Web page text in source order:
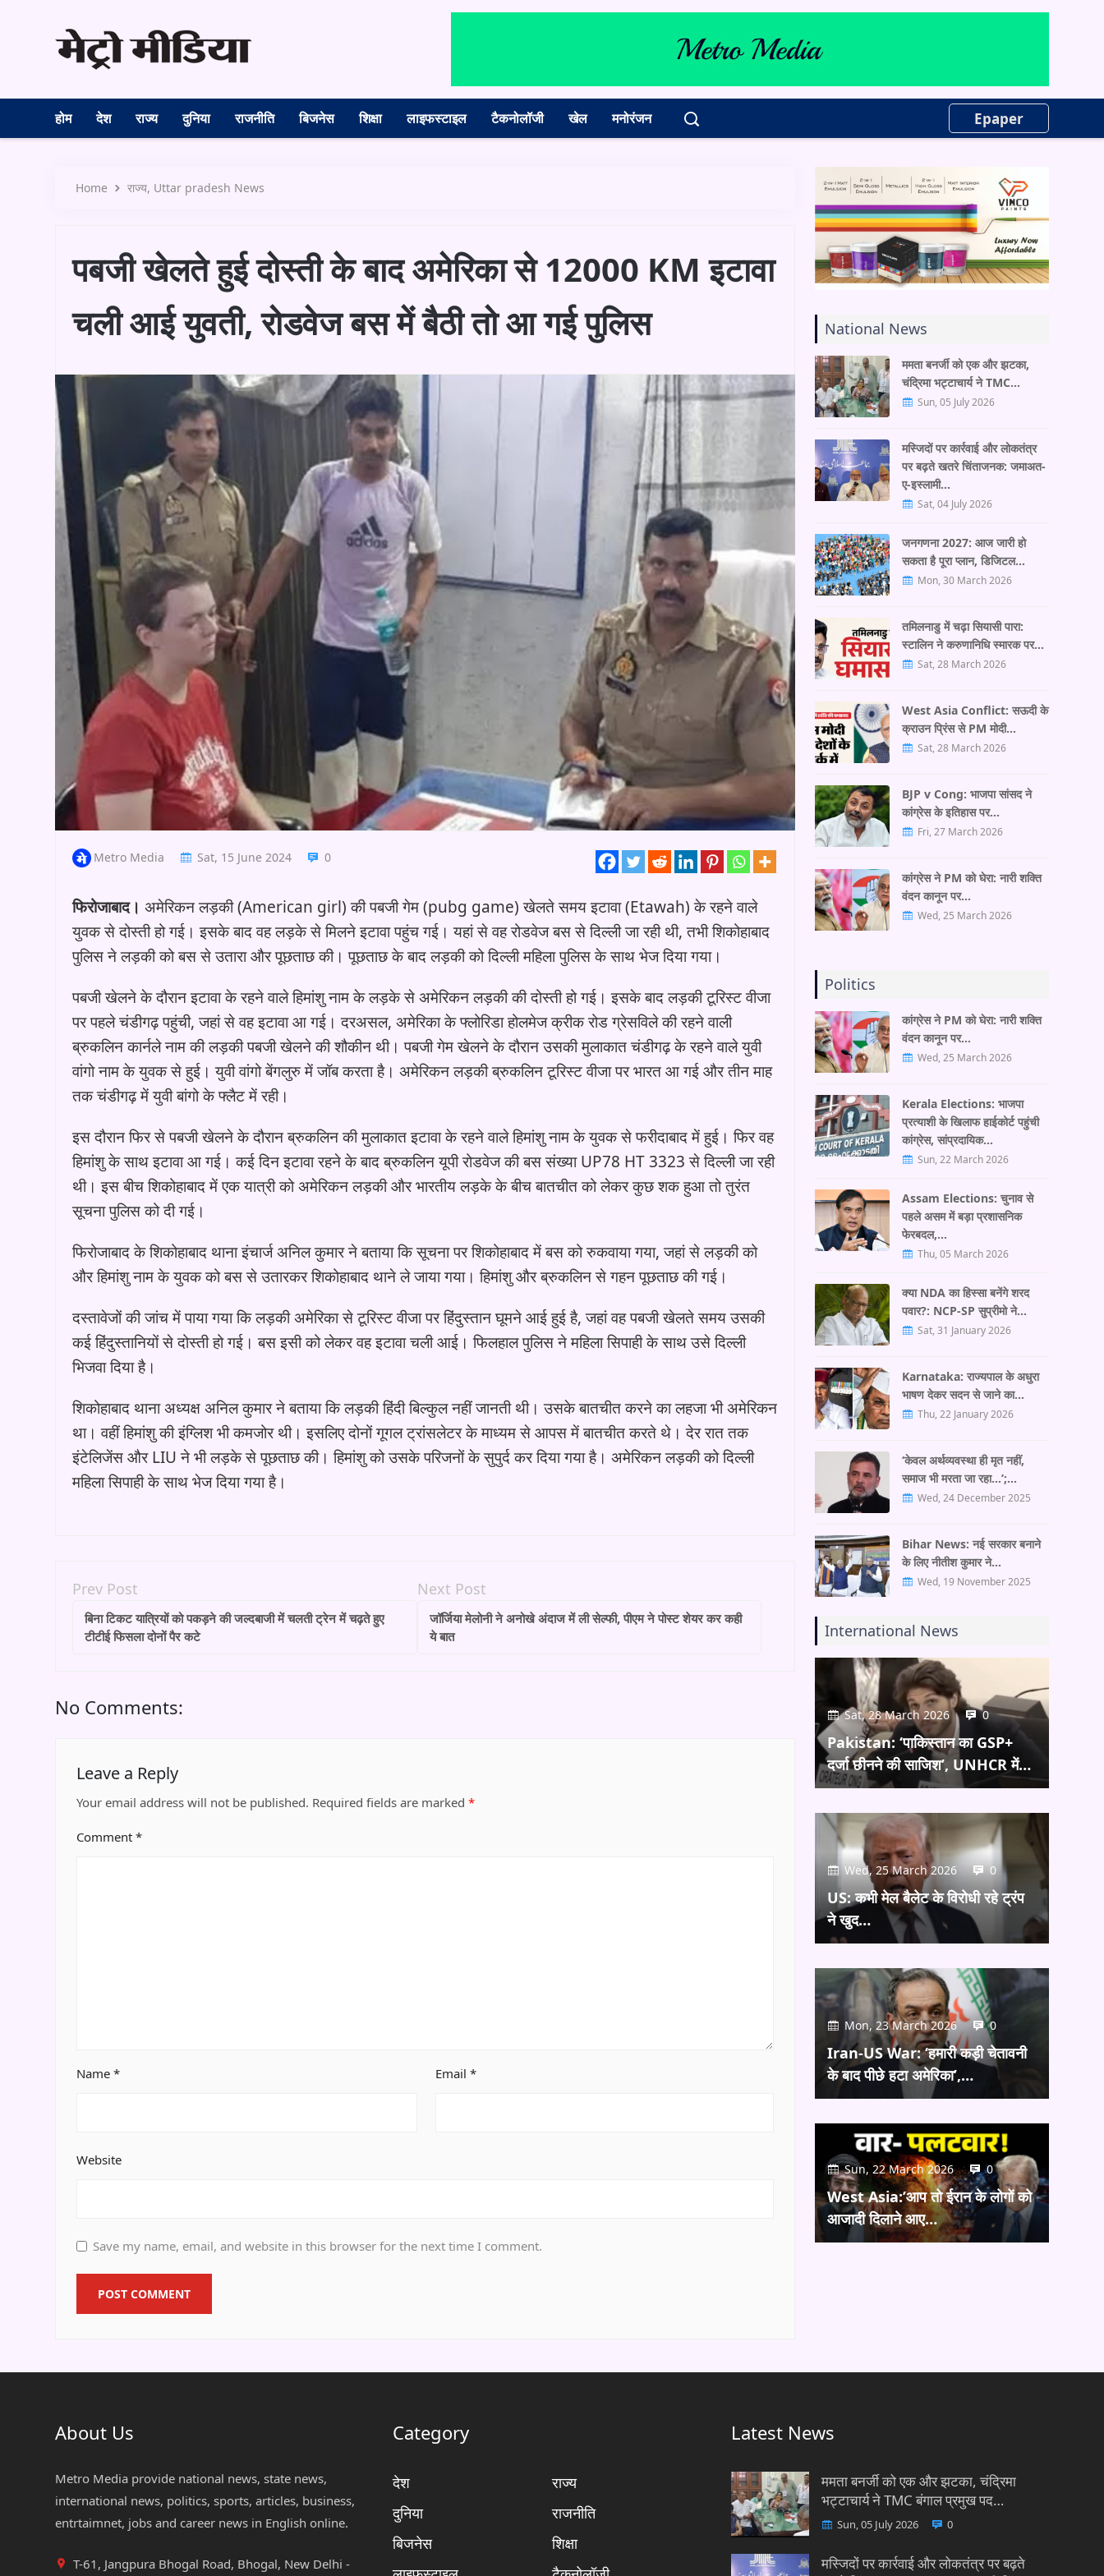
होम देश राज्य दुनिया राजनीति बिजनेस शिक्षा लाइफस्टाइल टैकनोलॉजी खेल मनोरंजन Epaper
Home राज्य Uttar pradesh News
पबजी खेलते हुई दोस्ती के बाद अमेर‍िका से 12000 KM इटावा
चली आई युवती, रोडवेज बस में बैठी तो आ गई पुलिस
Metro Media Sat, 15 June 2024 0
फिरोजाबाद।अमेरिकन लड़की (American girl) की पबजी गेम (pubg game) खेलते समय इटावा (Etawah) के रहने वाले
युवक से दोस्ती हो गई। इसके बाद वह लड़के से मिलने इटावा पहुंच गई। यहां से वह रोडवेज बस से दिल्ली जा रही थी, तभी शिकोहाबाद
पुलिस ने लड़की को बस से उतारा और पूछताछ की। पूछताछ के बाद लड़की को दिल्ली महिला पुलिस के साथ भेज दिया गया।
पबजी खेलने के दौरान इटावा के रहने वाले हिमांशु नाम के लड़के से अमेरिकन लड़की की दोस्ती हो गई। इसके बाद लड़की टूरिस्ट वीजा
पर पहले चंडीगढ़ पहुंची, जहां से वह इटावा आ गई। दरअसल, अमेरिका के फ्लोरिडा होलमेज क्रीक रोड ग्रेसविले की रहने वाली
ब्रुकलिन कार्नले नाम की लड़की पबजी खेलने की शौकीन थी। पबजी गेम खेलने के दौरान उसकी मुलाकात चंडीगढ़ के रहने वाले युवी
वांगो नाम के युवक से हुई। युवी वांगो बेंगलुरु में जॉब करता है। अमेरिकन लड़की ब्रुकलिन टूरिस्ट वीजा पर भारत आ गई और तीन माह
तक चंडीगढ़ में युवी बांगो के फ्लैट में रही।
इस दौरान फिर से पबजी खेलने के दौरान ब्रुकलिन की मुलाकात इटावा के रहने वाले हिमांशु नाम के युवक से फरीदाबाद में हुई। फिर वह
हिमांशु के साथ इटावा आ गई। कई दिन इटावा रहने के बाद ब्रुकलिन यूपी रोडवेज की बस संख्या UP78 HT 3323 से दिल्ली जा रही
थी। इस बीच शिकोहाबाद में एक यात्री को अमेरिकन लड़की और भारतीय लड़के के बीच बातचीत को लेकर कुछ शक हुआ तो तुरंत
सूचना पुलिस को दी गई।
फिरोजाबाद के शिकोहाबाद थाना इंचार्ज अनिल कुमार ने बताया कि सूचना पर शिकोहाबाद में बस को रुकवाया गया, जहां से लड़की को
और हिमांशु नाम के युवक को बस से उतारकर शिकोहाबाद थाने ले जाया गया। हिमांशु और ब्रुकलिन से गहन पूछताछ की गई।
दस्तावेजों की जांच में पाया गया कि लड़की अमेरिका से टूरिस्ट वीजा पर हिंदुस्तान घूमने आई हुई है, जहां वह पबजी खेलते समय उसकी
कई हिंदुस्तानियों से दोस्ती हो गई। बस इसी को लेकर वह इटावा चली आई। फिलहाल पुलिस ने महिला सिपाही के साथ उसे दिल्ली
भिजवा दिया है।
शिकोहाबाद थाना अध्यक्ष अनिल कुमार ने बताया कि लड़की हिंदी बिल्कुल नहीं जानती थी। उसके बातचीत करने का लहजा भी अमेरिकन
था। वहीं हिमांशु की इंग्लिश भी कमजोर थी। इसलिए दोनों गूगल ट्रांसलेटर के माध्यम से आपस में बातचीत करते थे। देर रात तक
इंटेलिजेंस और LIU ने भी लड़के से पूछताछ की। हिमांशु को उसके परिजनों के सुपुर्द कर दिया गया है। अमेरिकन लड़की को दिल्ली
महिला सिपाही के साथ भेज दिया गया है।
Prev Post
बिना टिकट यात्रियों को पकड़ने की जल्दबाजी में चलती ट्रेन में चढ़ते हुए
टीटीई फिसला दोनों पैर कटे
Next Post
जॉर्जिया मेलोनी ने अनोखे अंदाज में ली सेल्फी, पीएम ने पोस्ट शेयर कर कही
ये बात
No Comments:
Leave a Reply
Your email address will not be published. Required fields are marked*
Comment*
Name* Email *
Website
Save my name, email, and website in this browser for the next time I comment.
National News
ममता बनर्जी को एक और झटका,
चंद्रिमा भट्टाचार्य ने TMC…
Sun, 05 July 2026
मस्जिदों पर कार्रवाई और लोकतंत्र
पर बढ़ते खतरे चिंताजनक: जमाअत-
ए-इस्लामी…
Sat, 04 July 2026
जनगणना 2027: आज जारी हो
सकता है पूरा प्लान, डिजिटल…
Mon, 30 March 2026
तमिलनाडु में चढ़ा सियासी पारा:
स्टालिन ने करुणानिधि स्मारक पर…
Sat, 28 March 2026
West Asia Conflict: सऊदी के
क्राउन प्रिंस से PM मोदी…
Sat, 28 March 2026
BJP v Cong: भाजपा सांसद ने
कांग्रेस के इतिहास पर…
Fri, 27 March 2026
कांग्रेस ने PM को घेरा: नारी शक्ति
वंदन कानून पर…
Wed, 25 March 2026
Politics
कांग्रेस ने PM को घेरा: नारी शक्ति
वंदन कानून पर…
Wed, 25 March 2026
Kerala Elections: भाजपा
प्रत्याशी के खिलाफ हाईकोर्ट पहुंची
कांग्रेस, सांप्रदायिक…
Sun, 22 March 2026
Assam Elections: चुनाव से
पहले असम में बड़ा प्रशासनिक
फेरबदल,…
Thu, 05 March 2026
क्या NDA का हिस्सा बनेंगे शरद
पवार?: NCP-SP सुप्रीमो ने…
Sat, 31 January 2026
Karnataka: राज्यपाल के अधुरा
भाषण देकर सदन से जाने का…
Thu, 22 January 2026
‘केवल अर्थव्यवस्था ही मृत नहीं,
समाज भी मरता जा रहा…’;…
Wed, 24 December 2025
Bihar News: नई सरकार बनाने
के लिए नीतीश कुमार ने…
Wed, 19 November 2025
International News
Sat, 28 March 2026 0
Pakistan: ‘पाकिस्तान का GSP+
दर्जा छीनने की साजिश’, UNHCR में…
Wed, 25 March 2026 0
US: कभी मेल बैलेट के विरोधी रहे ट्रंप
ने खुद…
Mon, 23 March 2026 0
Iran-US War: ‘हमारी कड़ी चेतावनी
के बाद पीछे हटा अमेरिका’,…
Sun, 22 March 2026 0
West Asia:’आप तो ईरान के लोगों को
आजादी दिलाने आए…
About Us
Metro Media provide national news, state news,
international news, politics, sports, articles, business,
entrtaimnet, jobs and career news in English online.
T-61, Jangpura Bhogal Road, Bhogal, New Delhi -
Category
देश
राज्य
दुनिया
राजनीति
बिजनेस
शिक्षा
Latest News
ममता बनर्जी को एक और झटका, चंद्रिमा
भट्टाचार्य ने TMC बंगाल प्रमुख पद…
Sun, 05 July 2026 0
मस्जिदों पर कार्रवाई और लोकतंत्र पर बढ़ते